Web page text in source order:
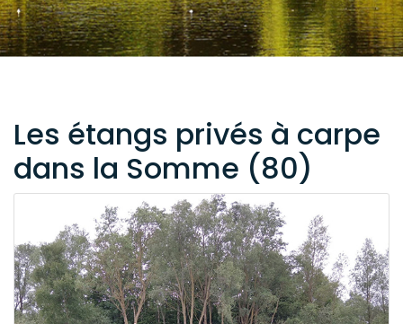
Les étangs privés à carpe
dans la Somme (80)